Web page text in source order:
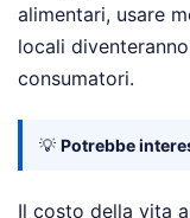
alimentari, usare
locali
consumatori.
💡 Potrebbe
Il costo della vita